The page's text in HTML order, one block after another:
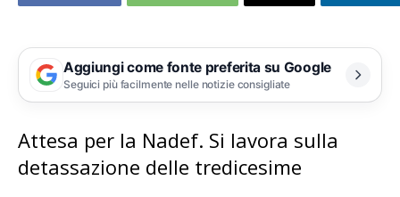
Aggiungi come fonte preferita su Google
Seguici più facilmente nelle notizie consigliate
Attesa per la Nadef. Si lavora sulla
detassazione delle tredicesime